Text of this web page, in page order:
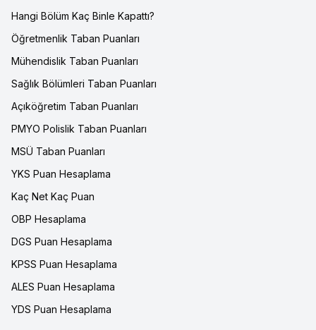
Hangi Bölüm Kaç Binle Kapattı?
Öğretmenlik Taban Puanları
Mühendislik Taban Puanları
Sağlık Bölümleri Taban Puanları
Açıköğretim Taban Puanları
PMYO Polislik Taban Puanları
MSÜ Taban Puanları
YKS Puan Hesaplama
Kaç Net Kaç Puan
OBP Hesaplama
DGS Puan Hesaplama
KPSS Puan Hesaplama
ALES Puan Hesaplama
YDS Puan Hesaplama